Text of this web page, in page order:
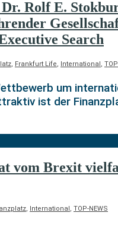
Rolf E.
Search
, Frankfurt Life, International ,
um
ist der
vom Brexit
, International , TOP-NEWS